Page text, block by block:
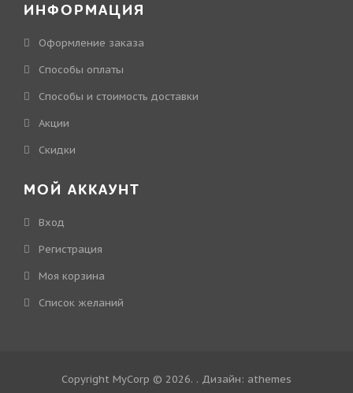
ИНФОРМАЦИЯ
Оформление заказа
Способы оплаты
Способы и стоимость доставки
Акции
Скидки
МОЙ АККАУНТ
Вход
Регистрация
Моя корзина
Cписок желаний
Copyright MyCorp © 2026. . Дизайн: athemes